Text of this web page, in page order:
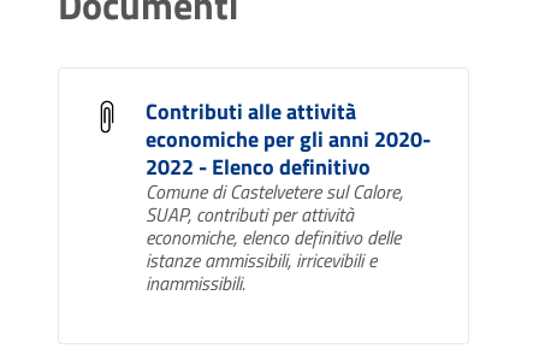
Contributi alle attività
economiche per gli anni 2020-
2022 - Elenco definitivo
Comune di Castelvetere sul Calore,
SUAP, contributi per attività
economiche, elenco definitivo delle
istanze ammissibili, irricevibili e
inammissibili.